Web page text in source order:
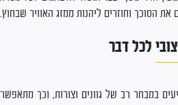
את הסוכך וחוזרים ליהנות ממזג האוויר שבחוץ.
לכל דבר
במבחר רב של גוונים וצורות, וכך